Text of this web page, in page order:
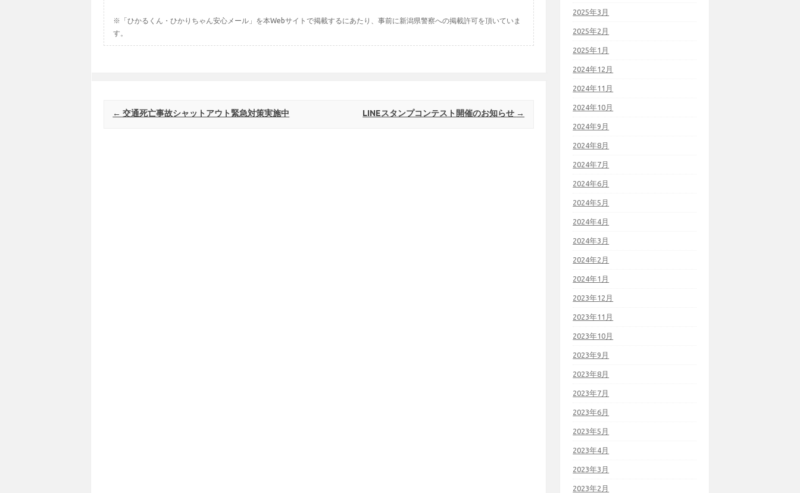
※「ひかるくん・ひかりちゃん安心メール」を本Webサイトで掲載するにあたり、事前に新潟県警察への掲載許可を頂いていま
す。
Post navigation
← 交通死亡事故シャットアウト緊急対策実施中 LINEスタンプコンテスト開催のお知らせ →
2025年3月
2025年2月
2025年1月
2024年12月
2024年11月
2024年10月
2024年9月
2024年8月
2024年7月
2024年6月
2024年5月
2024年4月
2024年3月
2024年2月
2024年1月
2023年12月
2023年11月
2023年10月
2023年9月
2023年8月
2023年7月
2023年6月
2023年5月
2023年4月
2023年3月
2023年2月